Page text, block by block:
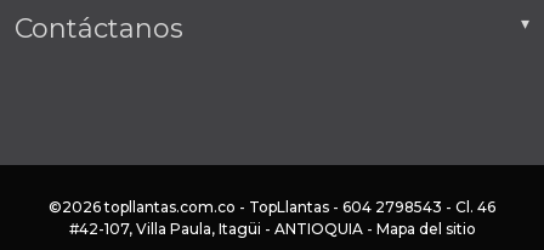
Contáctanos
©2026 topllantas.com.co - TopLlantas - 604 2798543 - Cl. 46
#42-107, Villa Paula, Itagüi - ANTIOQUIA - Mapa del sitio